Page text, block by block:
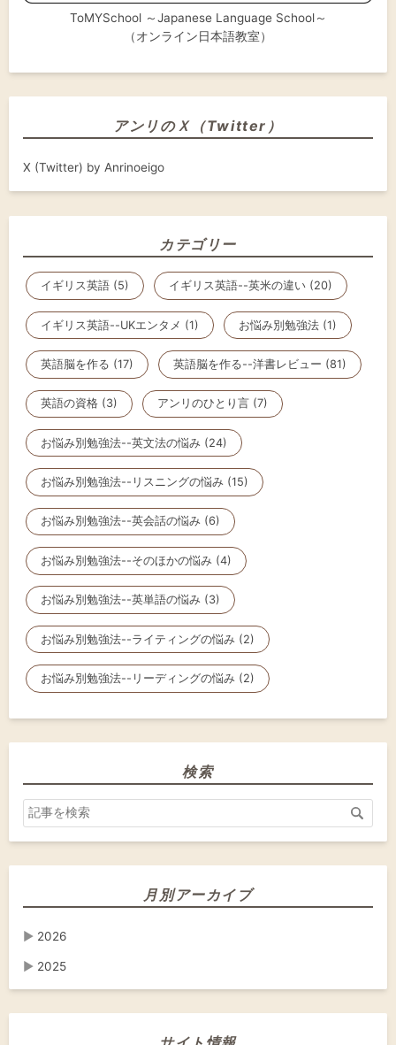
ToMYSchool ～Japanese Language School～
（オンライン日本語教室）
アンリのＸ（Twitter）
X (Twitter) by Anrinoeigo
カテゴリー
イギリス英語 (5) イギリス英語--英米の違い (20)
イギリス英語--UKエンタメ (1) お悩み別勉強法 (1)
英語脳を作る (17) 英語脳を作る--洋書レビュー (81)
英語の資格 (3) アンリのひとり言 (7)
お悩み別勉強法--英文法の悩み (24)
お悩み別勉強法--リスニングの悩み (15)
お悩み別勉強法--英会話の悩み (6)
お悩み別勉強法--そのほかの悩み (4)
お悩み別勉強法--英単語の悩み (3)
お悩み別勉強法--ライティングの悩み (2)
お悩み別勉強法--リーディングの悩み (2)
検索
月別アーカイブ
▶ 2026
▶ 2025